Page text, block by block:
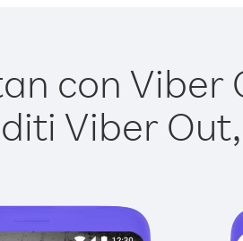
con Viber
Viber